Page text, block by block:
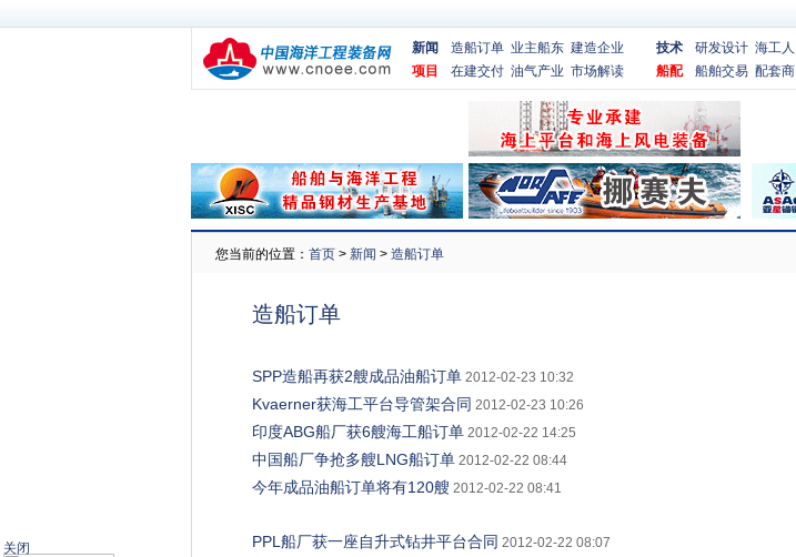
关闭
新闻 造船订单 业主船东 建造企业
项目
在建交付 油气产业 市场解读
技术 研发设计 海工人
船配
船舶交易 配套商
您当前的位置： 首页 > 新闻 > 造船订单
造船订单
SPP造船再获2艘成品油船订单 2012-02-23 10:32
Kvaerner获海工平台导管架合同 2012-02-23 10:26
印度ABG船厂获6艘海工船订单 2012-02-22 14:25
中国船厂争抢多艘LNG船订单 2012-02-22 08:44
今年成品油船订单将有120艘 2012-02-22 08:41
PPL船厂获一座自升式钻井平台合同 2012-02-22 08:07